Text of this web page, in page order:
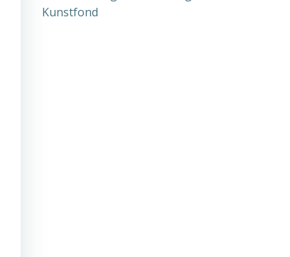
Kunstfond